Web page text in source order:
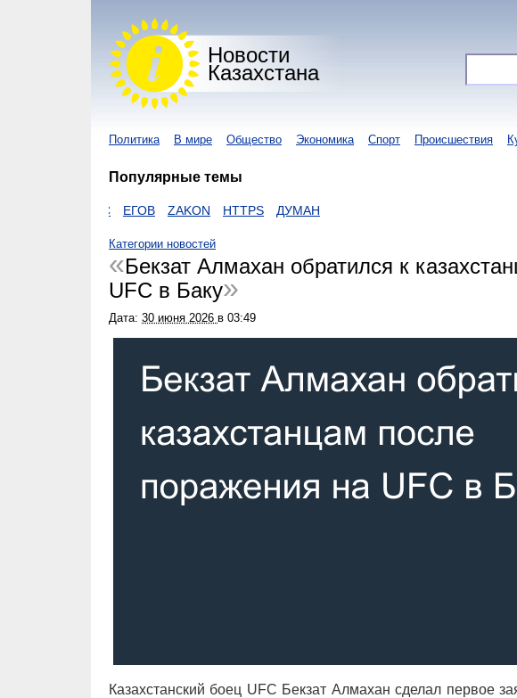
Новости
Казахстана
Политика В мире Общество Экономика Спорт Происшествия
Популярные темы
ЕГОВ ZAKON HTTPS ДУМАН
Категории новостей
Бекзат Алмахан обратился к
UFC в Баку
Дата: 30 июня 2026 в 03:49
Казахстанский боец UFC Бекзат Алмахан сделал первое